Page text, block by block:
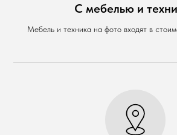
С мебелью и
Мебель и техника на фото входят в